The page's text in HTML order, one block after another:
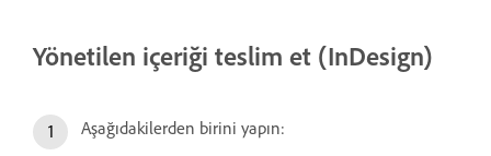
Yönetilen içeriği teslim et (InDesign)
Aşağıdakilerden birini yapın: